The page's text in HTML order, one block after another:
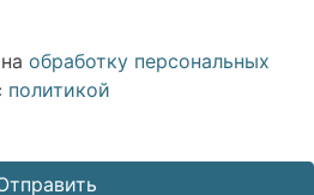
обработку персональных
политикой